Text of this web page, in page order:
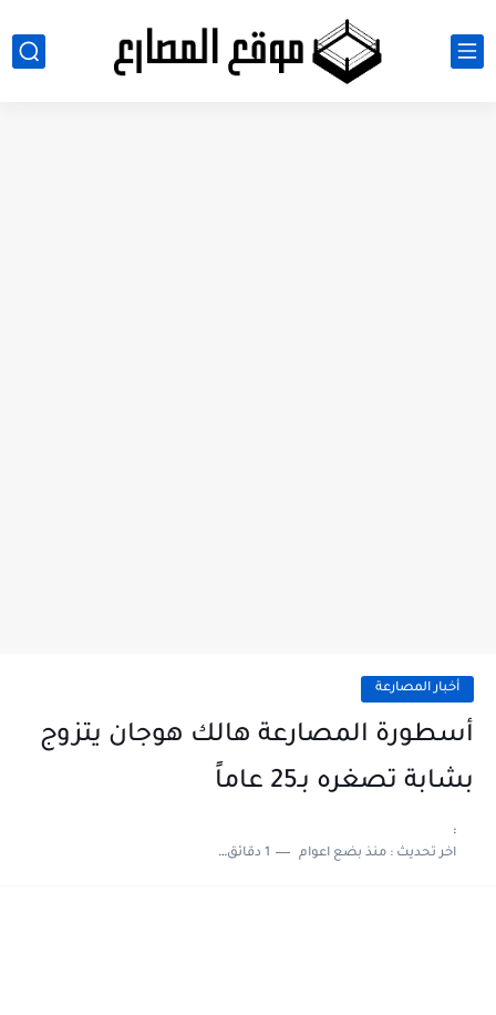
أخبار المصارعة
أسطورة المصارعة هالك هوجان يتزوج
بشابة تصغره بـ25 عاماً
:
اخر تحديث :منذ بضع اعوام 1 دقائق للقراءة